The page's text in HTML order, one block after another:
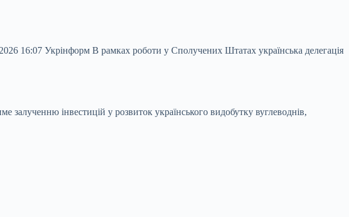
16:07 Укрінформ В рамках роботи у Сполучених Штатах українська делегація
залученню інвестицій у розвиток українського видобутку вуглеводнів,